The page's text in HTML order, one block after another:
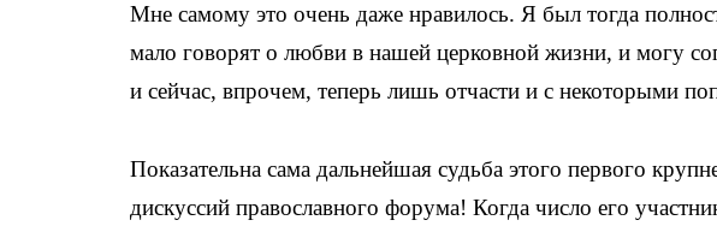
Мне самому это очень даже нравилось. Я был тогда
мало говорят о любви в нашей церковной жизни, и могу
и сейчас, впрочем, теперь лишь отчасти и с некоторыми
Показательна сама дальнейшая судьба этого первого
дискуссий православного форума! Когда число его